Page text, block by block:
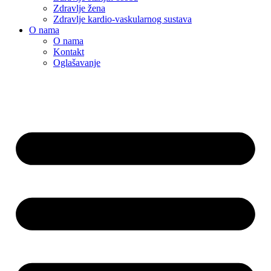
Zdravlje žena
Zdravlje kardio-vaskularnog sustava
O nama
O nama
Kontakt
Oglašavanje